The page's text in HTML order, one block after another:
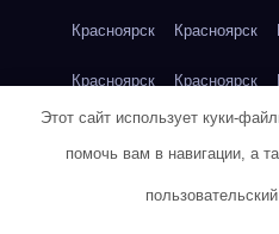
Красноярск Красноярск
Красноярск Красноярск
Красноярск
Этот сайт использует куки-
помочь вам в навигации, а